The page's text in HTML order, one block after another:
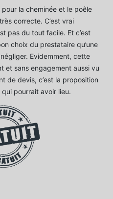
la cheminée et le poêle
correcte. C’est vrai
pas du tout facile. Et c’est
choix du prestataire qu’une
Evidemment, cette
et sans engagement aussi vu
de devis, c’est la proposition
pourrait avoir lieu.